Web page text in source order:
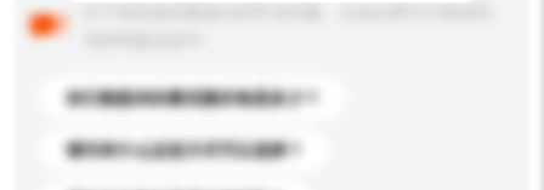
你们能提供的最优惠价格是多少？
请问有什么运送方式可以选择？